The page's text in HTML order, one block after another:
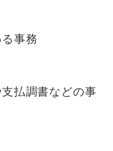
事務
払調書などの事